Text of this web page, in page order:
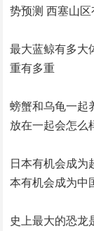
势预测 西塞山区
最大蓝鲸有多大
重有多重
螃蟹和乌龟一起
放在一起会怎么
日本有机会成为
本有机会成为中
史上最大的恐龙